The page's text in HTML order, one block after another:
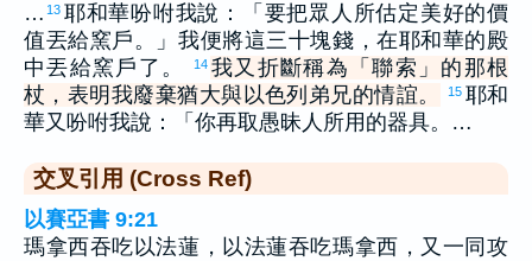
… 13 耶和華吩咐我說：「要把眾人所估定美好的價
值丟給窯戶。」我便將這三十塊錢，在耶和華的殿
中丟給窯戶了。
14 我又折斷稱為「聯索」的那根
杖，表明我廢棄猶大與以色列弟兄的情誼。
15 耶和
華又吩咐我說：「你再取愚昧人所用的器具。…
交叉引用 (Cross Ref)
以賽亞書 9:21
瑪拿西吞吃以法蓮，以法蓮吞吃瑪拿西，又一同攻